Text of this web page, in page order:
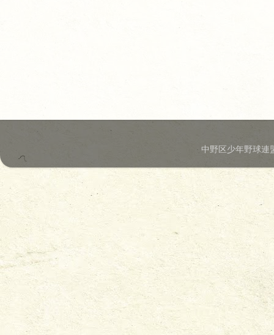
中野区少年野球